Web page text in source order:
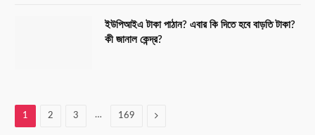
ইউপিআইএ টাকা পাঠান? এবার কি দিতে হবে বাড়তি টাকা?
কী জানাল কেন্দ্র?
1 2 3 … 169 Next